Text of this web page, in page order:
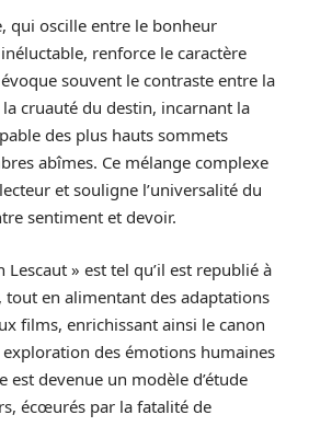
qui oscille entre le bonheur
renforce le caractère
souvent le contraste entre la
cruauté du destin, incarnant la
des plus hauts sommets
abîmes. Ce mélange complexe
et souligne l’universalité du
sentiment et devoir.
Lescaut » est tel qu’il est republié à
en alimentant des adaptations
films, enrichissant ainsi le canon
des émotions humaines
est devenue un modèle d’étude
écœurés par la fatalité de